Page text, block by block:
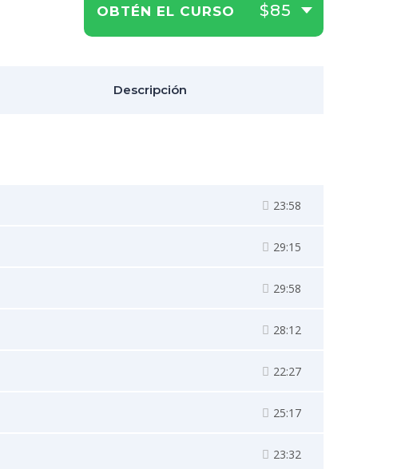
OBTÉN EL CURSO $85
Descripción
23:58
29:15
29:58
28:12
22:27
25:17
23:32